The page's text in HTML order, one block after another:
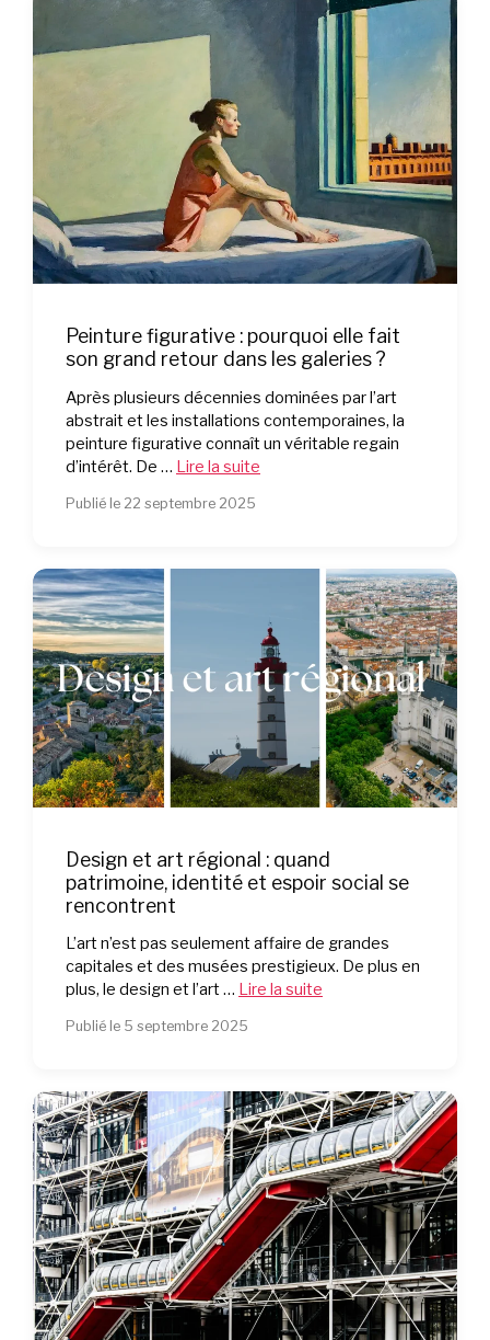
Peinture figurative : pourquoi elle fait
son grand retour dans les galeries ?
Après plusieurs décennies dominées par l’art
abstrait et les installations contemporaines, la
peinture figurative connaît un véritable regain
d’intérêt. De … Lire la suite
Publié le 22 septembre 2025
Design et art régional : quand
patrimoine, identité et espoir social se
rencontrent
L’art n’est pas seulement affaire de grandes
capitales et des musées prestigieux. De plus en
plus, le design et l’art … Lire la suite
Publié le 5 septembre 2025